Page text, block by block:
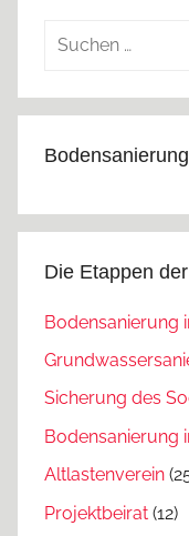
Suchen
Die Etappen
Bodensanierung
Sicherung des
Bodensanierung
Altlastenverein
Projektbeirat (12)